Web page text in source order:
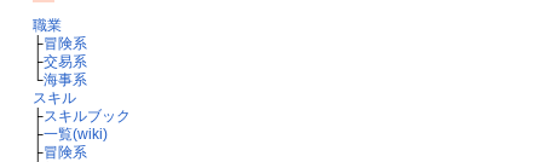
職業
├冒険系
├交易系
└海事系
スキル
├スキルブック
├一覧(wiki)
├冒険系